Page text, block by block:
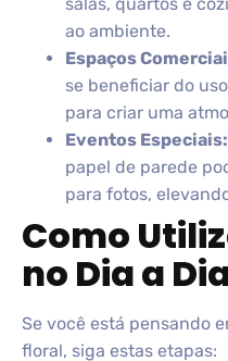
ao ambiente.
Espaços
se beneficiar do
para criar uma
Eventos Especiais:
papel de parede
para fotos,
Como
no Dia a
Se você está pensando
floral, siga estas etapas: